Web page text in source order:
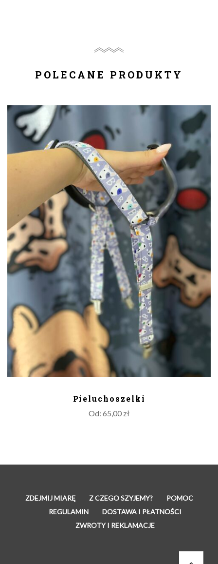
POLECANE PRODUKTY
Pieluchoszelki
Od: 65,00 zł
ZDEJMIJ MIARĘ Z CZEGO SZYJEMY?
POMOC
REGULAMIN
DOSTAWA I PŁATNOŚCI
ZWROTY I REKLAMACJE